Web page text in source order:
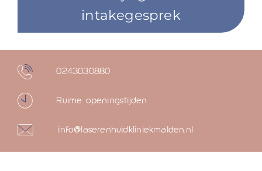
intakegesprek
0243030880
Ruime openingstijden
info@laserenhuidkliniekmalden.nl